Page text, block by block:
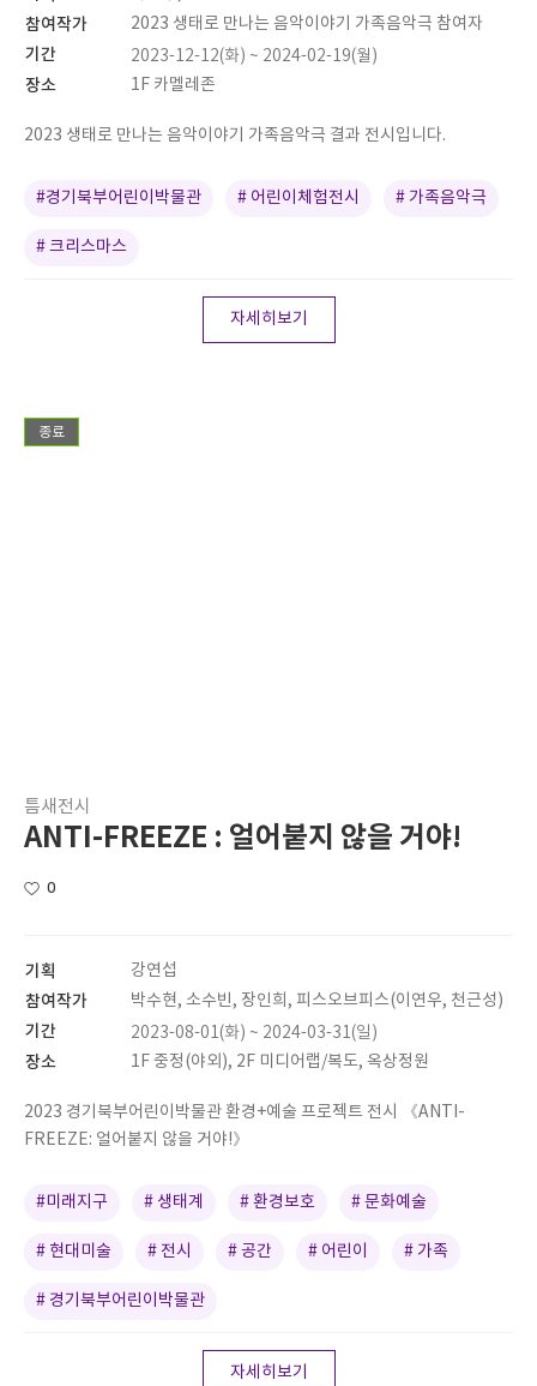
참여작가 2023 생태로 만나는 음악이야기 가족음악극 참여자
기간 2023-12-12(화) ~ 2024-02-19(월)
장소 1F 카멜레존
2023 생태로 만나는 음악이야기 가족음악극 결과 전시입니다.
#경기북부어린이박물관 # 어린이체험전시 # 가족음악극
# 크리스마스
자세히보기
종료
틈새전시
ANTI-FREEZE : 얼어붙지 않을 거야!
0
기획 강연섭
참여작가 박수현, 소수빈, 장인희, 피스오브피스(이연우, 천근성)
기간 2023-08-01(화) ~ 2024-03-31(일)
장소 1F 중정(야외), 2F 미디어랩/복도, 옥상정원
2023 경기북부어린이박물관 환경+예술 프로젝트 전시 《ANTI-
FREEZE: 얼어붙지 않을 거야!》
#미래지구 # 생태계 # 환경보호 # 문화예술
# 현대미술 # 전시 # 공간 # 어린이 # 가족
# 경기북부어린이박물관
자세히보기